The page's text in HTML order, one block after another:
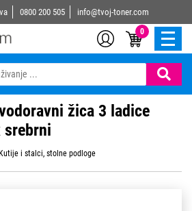
0800 200 505 info@tvoj-toner.com
0
žica 3 ladice
srebrni
Kutije i stalci, stolne podloge